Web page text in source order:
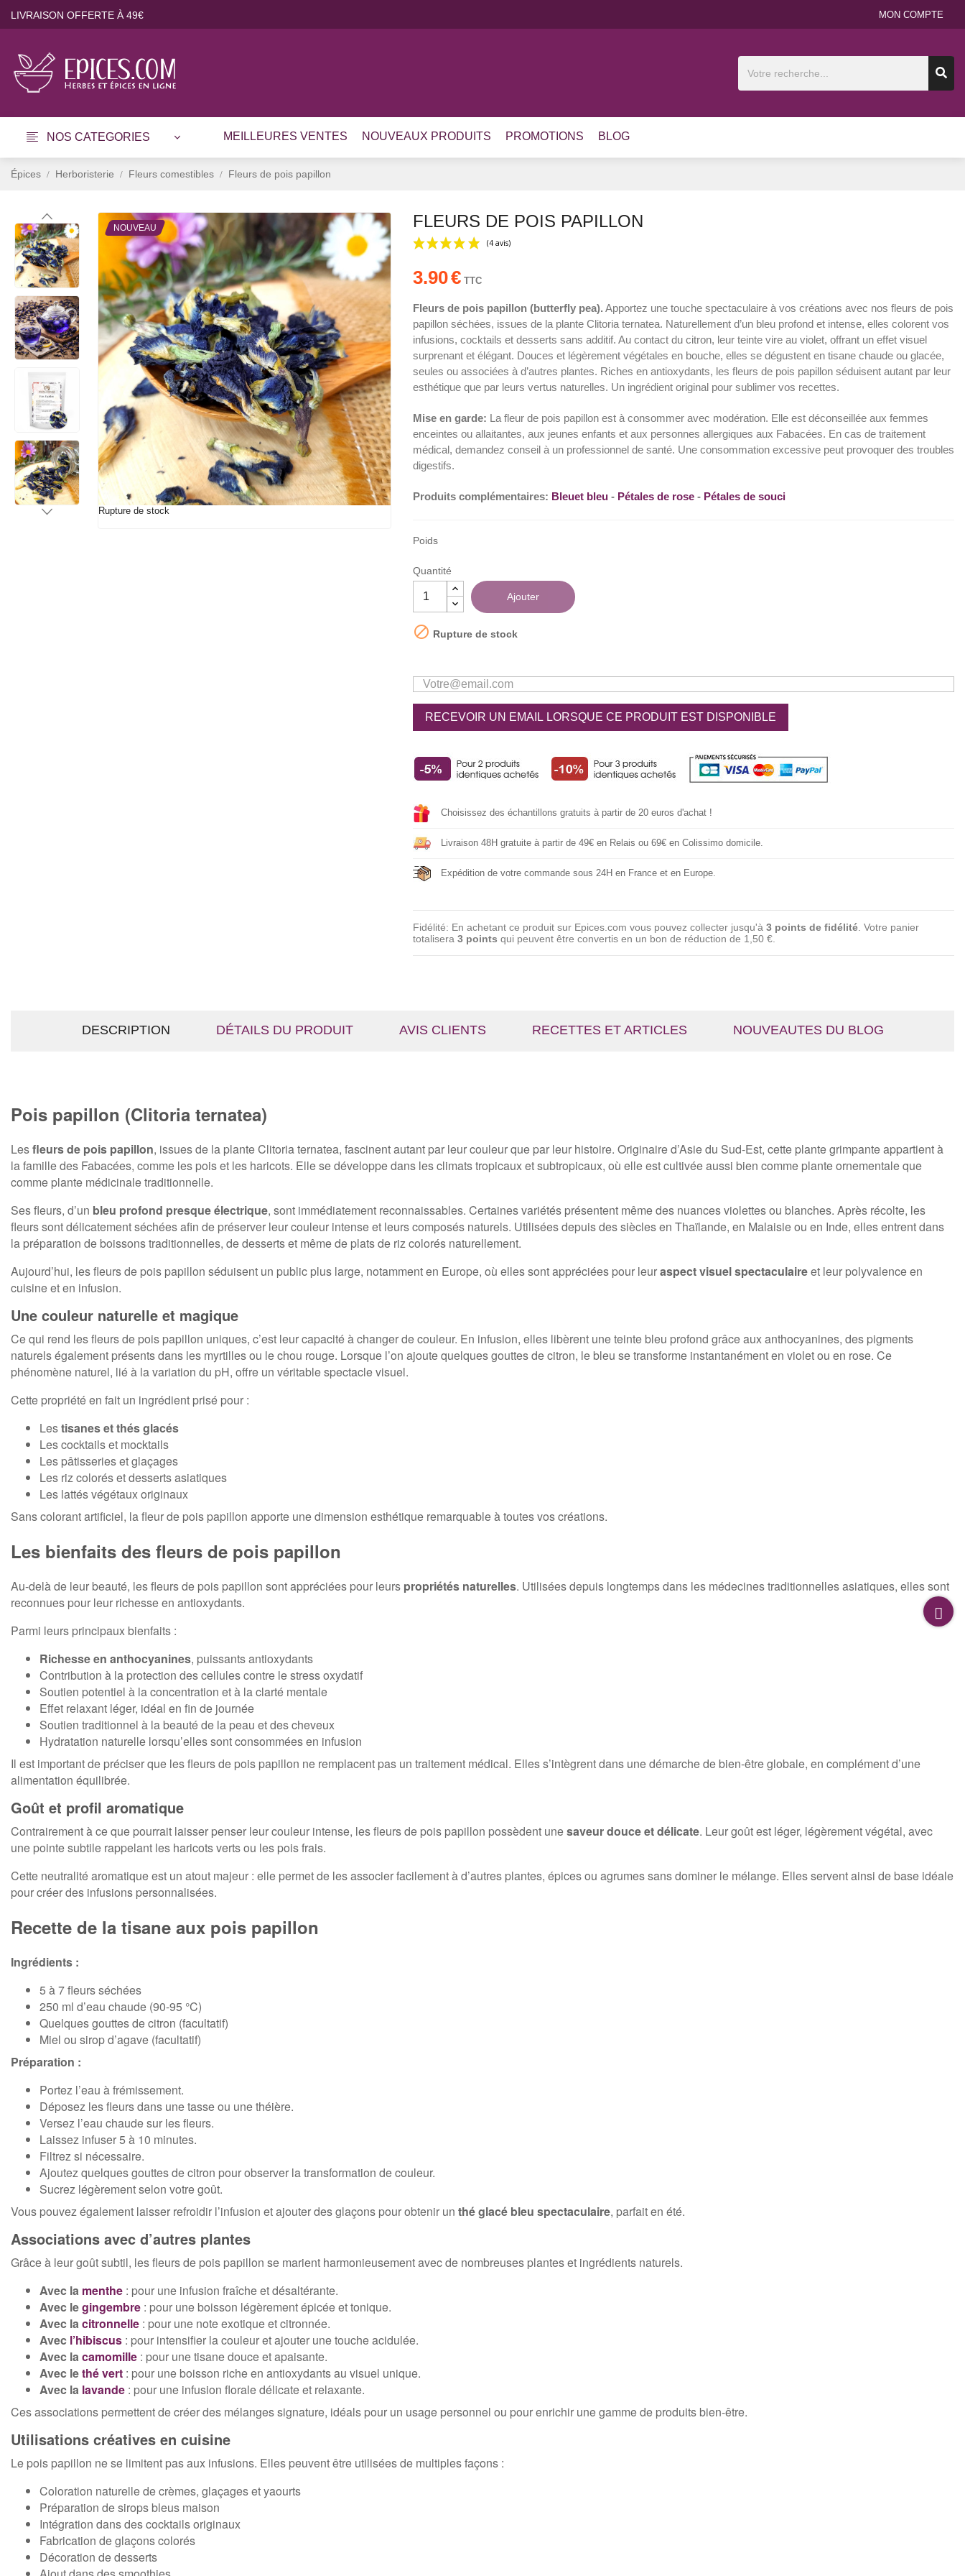
LIVRAISON OFFERTE À 49€ MON COMPTE
NOS CATEGORIES MEILLEURES VENTES NOUVEAUX PRODUITS PROMOTIONS BLOG
Épices Herboristerie Fleurs comestibles Fleurs de pois papillon
NOUVEAU
Rupture de stock
FLEURS DE POIS PAPILLON
3.90€ TTC
Fleurs de pois papillon (butterfly pea). Apportez une touche spectaculaire à vos créations avec nos fleurs de pois
papillon séchées, issues de la plante Clitoria ternatea. Naturellement d’un bleu profond et intense, elles colorent vos
infusions, cocktails et desserts sans additif. Au contact du citron, leur teinte vire au violet, offrant un effet visuel
surprenant et élégant. Douces et légèrement végétales en bouche, elles se dégustent en tisane chaude ou glacée,
seules ou associées à d’autres plantes. Riches en antioxydants, les fleurs de pois papillon séduisent autant par leur
esthétique que par leurs vertus naturelles. Un ingrédient original pour sublimer vos recettes.
Mise en garde: La fleur de pois papillon est à consommer avec modération. Elle est déconseillée aux femmes
enceintes ou allaitantes, aux jeunes enfants et aux personnes allergiques aux Fabacées. En cas de traitement
médical, demandez conseil à un professionnel de santé. Une consommation excessive peut provoquer des troubles
digestifs.
Produits complémentaires: Bleuet bleu - Pétales de rose - Pétales de souci
Poids
Quantité
Ajouter
 Rupture de stock
RECEVOIR UN EMAIL LORSQUE CE PRODUIT EST DISPONIBLE
Choisissez des échantillons gratuits à partir de 20 euros d'achat !
Livraison 48H gratuite à partir de 49€ en Relais ou 69€ en Colissimo domicile.
Expédition de votre commande sous 24H en France et en Europe.
Fidélité: En achetant ce produit sur Epices.com vous pouvez collecter jusqu'à 3 points de fidélité . Votre panier
totalisera 3 points qui peuvent être convertis en un bon de réduction de 1,50 €
DESCRIPTION DÉTAILS DU PRODUIT AVIS CLIENTS RECETTES ET ARTICLES NOUVEAUTES DU BLOG
Pois papillon (Clitoria ternatea)
Lesfleurs de pois papillon, issues de la planteClitoria ternatea, fascinent autant par leur couleur que par leur histoire. Originaire d’Asie du Sud-Est, cette plante grimpante appartient à
la famille des Fabacées, comme les pois et les haricots. Elle se développe dans les climats tropicaux et subtropicaux, où elle est cultivée aussi bien comme plante ornementale que
comme plante médicinale traditionnelle.
Ses fleurs, d’un bleu profond presque électrique, sont immédiatement reconnaissables. Certaines variétés présentent même des nuances violettes ou blanches. Après récolte, les
fleurs sont délicatement séchées afin de préserver leur couleur intense et leurs composés naturels. Utilisées depuis des siècles en Thaïlande, en Malaisie ou en Inde, elles entrent dans
la préparation de boissons traditionnelles, de desserts et même de plats de riz colorés naturellement.
Aujourd’hui, les fleurs de pois papillon séduisent un public plus large, notamment en Europe, où elles sont appréciées pour leuraspect visuel spectaculaireet leur polyvalence en
cuisine et en infusion.
Une couleur naturelle et magique
Ce qui rend les fleurs de pois papillon uniques, c’est leur capacité à changer de couleur. En infusion, elles libèrent une teinte bleu profond grâce aux anthocyanines, des pigments
naturels également présents dans les myrtilles ou le chou rouge. Lorsque l’on ajoute quelques gouttes de citron, le bleu se transforme instantanément en violet ou en rose. Ce
phénomène naturel, lié à la variation du pH, offre un véritable spectacle visuel.
Cette propriété en fait un ingrédient prisé pour :
Lestisanes et thés glacés
Les cocktails et mocktails
Les pâtisseries et glaçages
Les riz colorés et desserts asiatiques
Les lattés végétaux originaux
Sans colorant artificiel, la fleur de pois papillon apporte une dimension esthétique remarquable à toutes vos créations.
Les bienfaits des fleurs de pois papillon
Au-delà de leur beauté, les fleurs de pois papillon sont appréciées pour leurs propriétés naturelles. Utilisées depuis longtemps dans les médecines traditionnelles asiatiques, elles sont
reconnues pour leur richesse en antioxydants.
Parmi leurs principaux bienfaits :
Richesse en anthocyanines, puissants antioxydants
Contribution à la protection des cellules contre le stress oxydatif
Soutien potentiel à la concentration et à la clarté mentale
Effet relaxant léger, idéal en fin de journée
Soutien traditionnel à la beauté de la peau et des cheveux
Hydratation naturelle lorsqu’elles sont consommées en infusion
Il est important de préciser que les fleurs de pois papillon ne remplacent pas un traitement médical. Elles s’intègrent dans une démarche de bien-être globale, en complément d’une
alimentation équilibrée.
Goût et profil aromatique
Contrairement à ce que pourrait laisser penser leur couleur intense, les fleurs de pois papillon possèdent unesaveur douce et délicate. Leur goût est léger, légèrement végétal, avec
une pointe subtile rappelant les haricots verts ou les pois frais.
Cette neutralité aromatique est un atout majeur : elle permet de les associer facilement à d’autres plantes, épices ou agrumes sans dominer le mélange. Elles servent ainsi de base idéale
pour créer des infusions personnalisées.
Recette de la tisane aux pois papillon
Ingrédients :
5 à 7 fleurs séchées
250 ml d’eau chaude (90-95 °C)
Quelques gouttes de citron (facultatif)
Miel ou sirop d’agave (facultatif)
Préparation :
Portez l’eau à frémissement.
Déposez les fleurs dans une tasse ou une théière.
Versez l’eau chaude sur les fleurs.
Laissez infuser 5 à 10 minutes.
Filtrez si nécessaire.
Ajoutez quelques gouttes de citron pour observer la transformation de couleur.
Sucrez légèrement selon votre goût.
Vous pouvez également laisser refroidir l’infusion et ajouter des glaçons pour obtenir un thé glacé bleu spectaculaire, parfait en été.
Associations avec d’autres plantes
Grâce à leur goût subtil, les fleurs de pois papillon se marient harmonieusement avec de nombreuses plantes et ingrédients naturels.
Avec la menthe : pour une infusion fraîche et désaltérante.
Avec legingembre : pour une boisson légèrement épicée et tonique.
Avec lacitronnelle : pour une note exotique et citronnée.
Avec l’hibiscus : pour intensifier la couleur et ajouter une touche acidulée.
Avec lacamomille : pour une tisane douce et apaisante.
Avec lethé vert : pour une boisson riche en antioxydants au visuel unique.
Avec la lavande : pour une infusion florale délicate et relaxante.
Ces associations permettent de créer des mélanges signature, idéals pour un usage personnel ou pour enrichir une gamme de produits bien-être.
Utilisations créatives en cuisine
Le pois papillon ne se limitent pas aux infusions. Elles peuvent être utilisées de multiples façons :
Coloration naturelle de crèmes, glaçages et yaourts
Préparation de sirops bleus maison
Intégration dans des cocktails originaux
Fabrication de glaçons colorés
Décoration de desserts